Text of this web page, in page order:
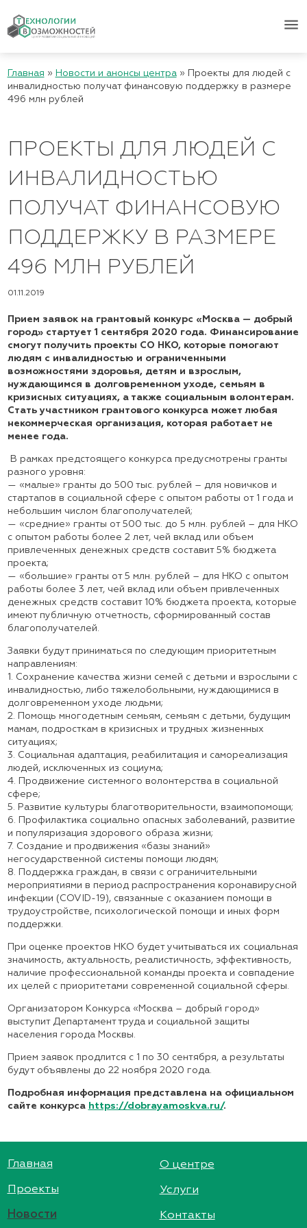
menu
Главная » Новости и анонсы центра»
Проекты для людей с
инвалидностью получат финансовую поддержку в размере
496 млн рублей
ПРОЕКТЫ ДЛЯ ЛЮДЕЙ С
ИНВАЛИДНОСТЬЮ
ПОЛУЧАТ ФИНАНСОВУЮ
ПОДДЕРЖКУ В РАЗМЕРЕ
496 МЛН РУБЛЕЙ
01.11.2019
Прием заявок на грантовый конкурс «Москва — добрый
город» стартует 1 сентября 2020 года. Финансирование
смогут получить проекты СО НКО, которые помогают
людям с инвалидностью и ограниченными
возможностями здоровья, детям и взрослым,
нуждающимся в долговременном уходе, семьям в
кризисных ситуациях, а также социальным волонтерам.
Стать участником грантового конкурса может любая
некоммерческая организация, которая работает не
менее года.
В рамках предстоящего конкурса предусмотрены гранты
разного уровня:
— «малые» гранты до 500 тыс. рублей – для новичков и
стартапов в социальной сфере с опытом работы от 1 года и
небольшим числом благополучателей;
— «средние» гранты от 500 тыс. до 5 млн. рублей – для НКО
с опытом работы более 2 лет, чей вклад или объем
привлеченных денежных средств составит 5% бюджета
проекта;
— «большие» гранты от 5 млн. рублей – для НКО с опытом
работы более 3 лет, чей вклад или объем привлеченных
денежных средств составит 10% бюджета проекта, которые
имеют публичную отчетность, сформированный состав
благополучателей.
Заявки будут приниматься по следующим приоритетным
направлениям:
1. Сохранение качества жизни семей с детьми и взрослыми с
инвалидностью, либо тяжелобольными, нуждающимися в
долговременном уходе людьми;
2. Помощь многодетным семьям, семьям с детьми, будущим
мамам, подросткам в кризисных и трудных жизненных
ситуациях;
3. Социальная адаптация, реабилитация и самореализация
людей, исключенных из социума;
4. Продвижение системного волонтерства в социальной
сфере;
5. Развитие культуры благотворительности, взаимопомощи;
6. Профилактика социально опасных заболеваний, развитие
и популяризация здорового образа жизни;
7. Создание и продвижения «базы знаний»
негосударственной системы помощи людям;
8. Поддержка граждан, в связи с ограничительными
мероприятиями в период распространения коронавирусной
инфекции (COVID-19), связанные с оказанием помощи в
трудоустройстве, психологической помощи и иных форм
поддержки.
При оценке проектов НКО будет учитываться их социальная
значимость, актуальность, реалистичность, эффективность,
наличие профессиональной команды проекта и совпадение
их целей с приоритетами современной социальной сферы.
Организатором Конкурса «Москва – добрый город»
выступит Департамент труда и социальной защиты
населения города Москвы.
Прием заявок продлится с 1 по 30 сентября, а результаты
будут объявлены до 22 ноября 2020 года.
Подробная информация представлена на официальном
сайте конкурса https://dobrayamoskva.ru/.
Главная
Проекты
Новости
О центре
Услуги
Контакты